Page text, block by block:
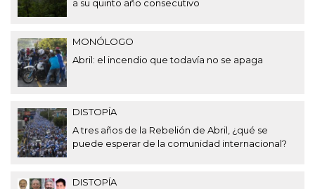
a su quinto año consecutivo
MONÓLOGO
Abril: el incendio que todavía no se apaga
DISTOPÍA
A tres años de la Rebelión de Abril, ¿qué se
puede esperar de la comunidad internacional?
DISTOPÍA